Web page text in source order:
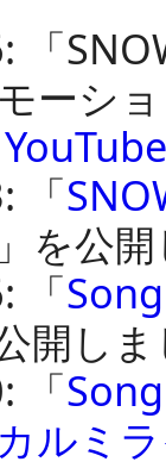
「
ーシ
YouTube
「
」を公
「
開し
「
ルミ